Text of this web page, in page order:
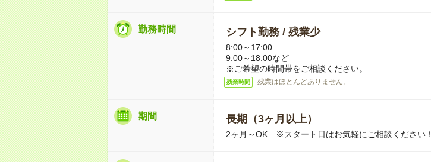
勤務時間 シフト勤務 / 残業少
8:00～17:00
9:00～18:00など
※ご希望の時間帯をご相談ください。
残業時間 残業はほとんどありません。
期間 長期（3ヶ月以上）
2ヶ月～OK ※スタート日はお気軽にご相談ください！